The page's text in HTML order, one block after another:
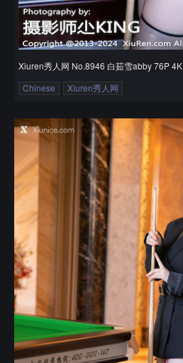
Xiuren秀人网 No.8946 白茹雪abby 76P 4K
Chinese
Xiuren秀人网